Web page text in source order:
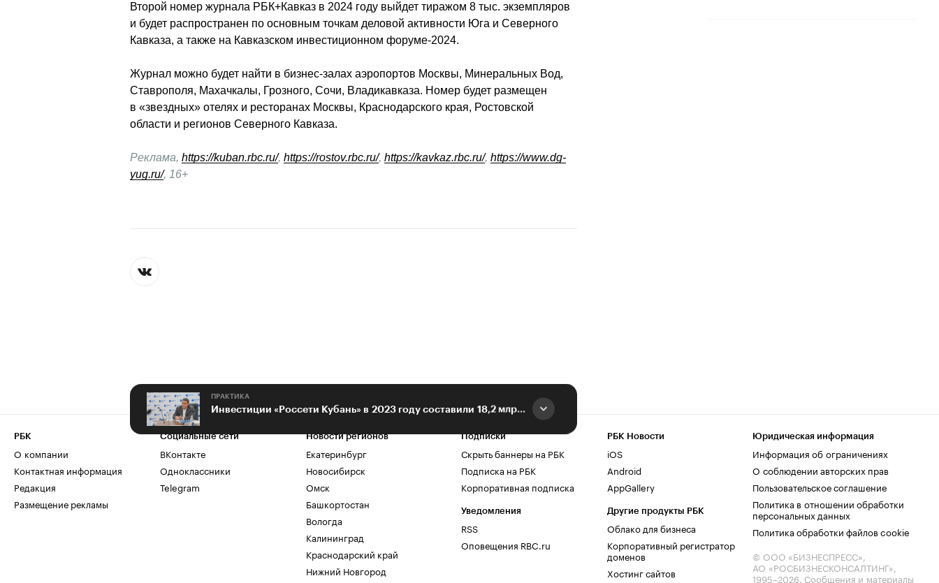
Второй номер журнала РБК+Кавказ в 2024 году выйдет тиражом 8 тыс. экземпляров
и будет распространен по основным точкам деловой активности Юга и Северного
Кавказа, а также на Кавказском инвестиционном форуме-2024.
Журнал можно будет найти в бизнес-залах аэропортов Москвы, Минеральных Вод,
Ставрополя, Махачкалы, Грозного, Сочи, Владикавказа. Номер будет размещен
в «звездных» отелях и ресторанах Москвы, Краснодарского края, Ростовской
области и регионов Северного Кавказа.
Реклама, https://kuban.rbc.ru/, https://rostov.rbc.ru/, https://kavkaz.rbc.ru/, https://www.dg-
yug.ru/, 16+
ПРАКТИКА
Инвестиции «Россети Кубань» в 2023 году составили 18,2 млрд руб
РБК
О компании
Контактная информация
Редакция
Размещение рекламы
Социальные сети
ВКонтакте
Одноклассники
Telegram
Новости регионов
Екатеринбург
Новосибирск
Омск
Башкортостан
Вологда
Калининград
Краснодарский край
Нижний Новгород
Подписки
Скрыть баннеры на РБК
Подписка на РБК
Корпоративная подписка
Уведомления
RSS
Оповещения RBC.ru
РБК Новости
iOS
Android
AppGallery
Другие продукты РБК
Облако для бизнеса
Корпоративный регистратор
доменов
Хостинг сайтов
Юридическая информация
Информация об ограничениях
О соблюдении авторских прав
Пользовательское соглашение
Политика в отношении обработки
персональных данных
Политика обработки файлов cookie
© ООО «БИЗНЕСПРЕСС»,
АО «РОСБИЗНЕСКОНСАЛТИНГ»,
1995–2026. Сообщения и материалы